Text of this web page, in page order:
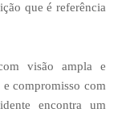
que é referência
visão ampla e
compromisso com
encontra um